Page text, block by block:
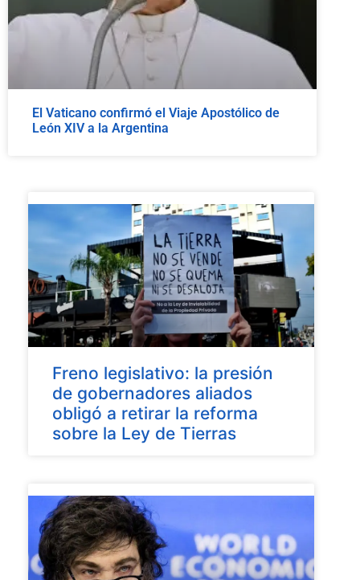
El Vaticano confirmó el Viaje Apostólico de
León XIV a la Argentina
Freno legislativo: la presión
de gobernadores aliados
obligó a retirar la reforma
sobre la Ley de Tierras